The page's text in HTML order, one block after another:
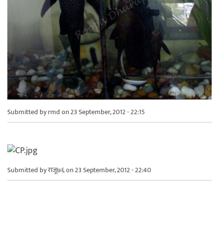
Submitted byrmdon 23 September, 2012 - 22:15
Submitted byराजू७६on 23 September, 2012 - 22:40